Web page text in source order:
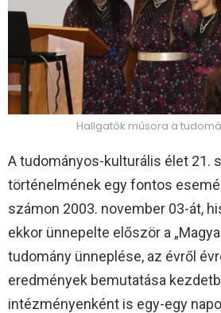
Hallgatók műsora a
A tudományos-kulturális élet 21.
történelmének egy fontos
számon 2003. november 03-át,
ekkor ünnepelte először a
tudomány ünneplése, az évről
eredmények bemutatása
intézményenként is egy-egy